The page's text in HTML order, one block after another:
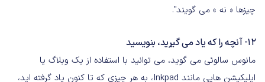
چیزها « نه » می گویند".
12- آنچه را که یاد می گیرید، بنویسید
مانوس سالوئی می گوید، می توانید با استفاده از یک وبلاگ یا
اپلیکیشن هایی مانند Inkpad، به هر چیزی که تا کنون یاد گرفته اید،